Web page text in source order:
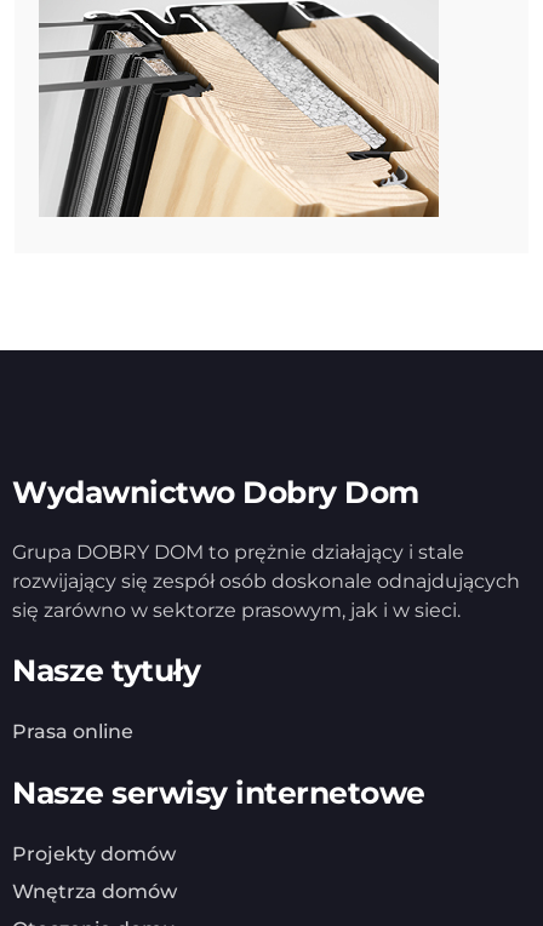
Wydawnictwo Dobry Dom
Grupa DOBRY DOM to prężnie działający i stale
rozwijający się zespół osób doskonale odnajdujących
się zarówno w sektorze prasowym, jak i w sieci.
Nasze tytuły
Prasa online
Nasze serwisy internetowe
Projekty domów
Wnętrza domów